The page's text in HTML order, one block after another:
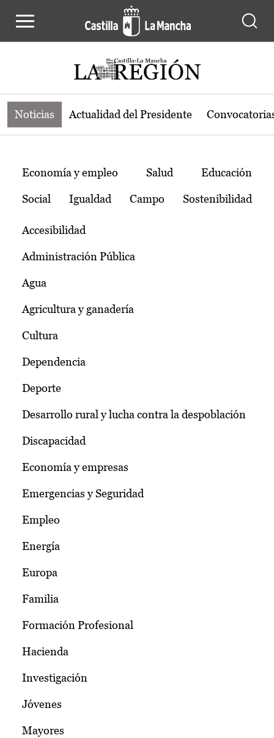
Noticias de la región de Castilla-La
Noticias Actualidad del Presidente
Temas
Economía y empleo Salud Educación
Social Igualdad Campo Sostenibilidad
Accesibilidad
Administración Pública
Agua
Agricultura y ganadería
Cultura
Dependencia
Deporte
Desarrollo rural y lucha contra la despoblación
Discapacidad
Economía y empresas
Emergencias y Seguridad
Empleo
Energía
Europa
Familia
Formación Profesional
Hacienda
Investigación
Jóvenes
Mayores